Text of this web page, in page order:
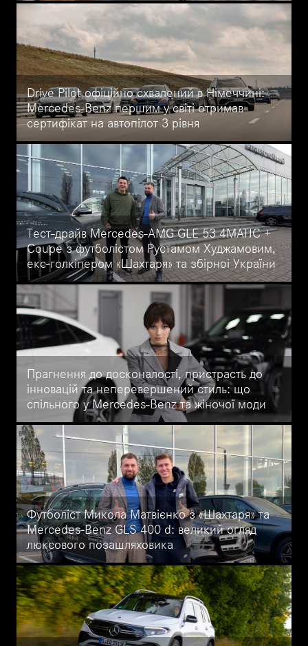
Дилерський центр Mercedes-Benz Автоцентр на Кільцевій
активно відвідують медійні особи – Бойко, П'ятов, Худжамов,
Матвієнко, Бєдняков. Більше про наших зіркових друзів у
свіжому матеріалі.
Drive Pilot офіційно схвалений в Німеччині:
Mercedes-Benz першим у світі отримав
сертифікат на автопілот 3 рівня
У Німеччині офіційно сертифікували автопілот 3 рівня Drive
Pilot: як влаштована система напівавтономного керування і в
яких автомобілях вона з'явиться в 2022 році - свіжа інформація
від Mercedes-Benz Автоцентр на Кільцевій.
Тест-драйв Mercedes-AMG GLE 53 4MATIC +
Coupe з футболістом Рустамом Худжамовим,
екс-голкіпером «Шахтаря» та збірноі України
Великий огляд Mercedes-AMG GLE 53 4MATIC + Coupe з
футболістом Рустамом Худжамовим, екс-воротарем «Шахтаря» та
збірної України на сайті Mercedes-Benz Автоцентр на Кільцевій.
Прагнення до досконалості, пристрасть до
інновацій та неперевершений стиль: що
спільного у Mercedes-Benz та жіночої моди
Нещодавно у Mercedes-Benz Автоцентр на Кільцевій була
проведена фотосесія бренду жіночого одягу MARINA VOVK.
"Що жінки цінують в авто Mercedes-Benz" та багато іншого в
інтерв'ю з Мариною Вовк.
Футболіст Микола Матвієнко з «Шахтаря» та
Mercedes-Benz GLS 400 d: великий огляд
люксового позашляховика
Огляд Mercedes-Benz GLS 400 d з футболістом, захисником
"Шахтар" (Донецьк) та збірної України Миколою Матвієнком.
Ексклюзивний тест-драйв GLS-Клас на сайті Mercedes-Benz
Автоцентр на Кільцевій.